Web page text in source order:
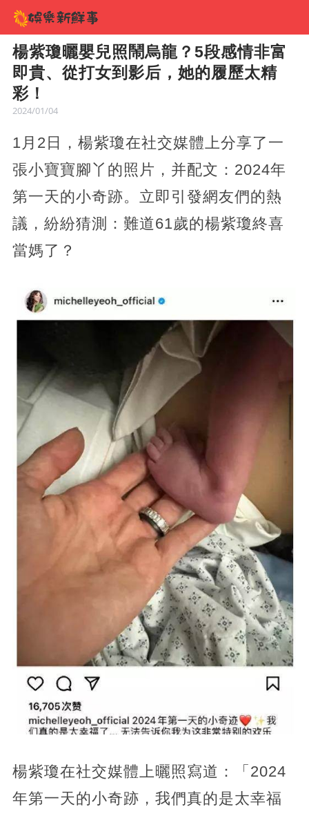
楊紫瓊曬嬰兒照鬧烏龍？5段感情非富
即貴、從打女到影后，她的履歷太精
彩！
2024/01/04
1月2日，楊紫瓊在社交媒體上分享了一
張小寶寶腳丫的照片，并配文：2024年
第一天的小奇跡。立即引發網友們的熱
議，紛紛猜測：難道61歲的楊紫瓊終喜
當媽了？
楊紫瓊在社交媒體上曬照寫道：「2024
年第一天的小奇跡，我們真的是太幸福